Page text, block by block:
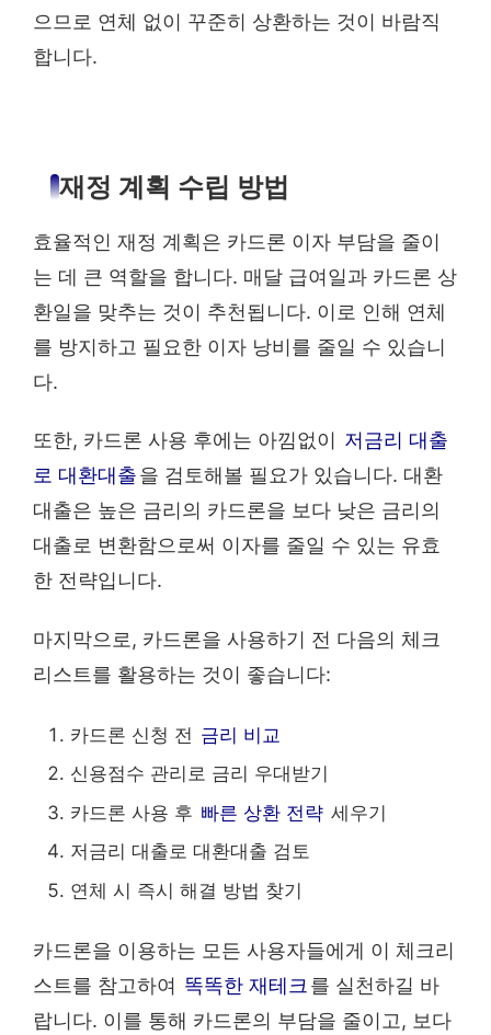
으므로 연체 없이 꾸준히 상환하는 것이 바람직
합니다.
재정 계획 수립 방법
효율적인 재정 계획은 카드론 이자 부담을 줄이
는 데 큰 역할을 합니다. 매달 급여일과 카드론 상
환일을 맞추는 것이 추천됩니다. 이로 인해 연체
를 방지하고 필요한 이자 낭비를 줄일 수 있습니
다.
또한, 카드론 사용 후에는 아낌없이 저금리 대출
로 대환대출을 검토해볼 필요가 있습니다. 대환
대출은 높은 금리의 카드론을 보다 낮은 금리의
대출로 변환함으로써 이자를 줄일 수 있는 유효
한 전략입니다.
마지막으로, 카드론을 사용하기 전 다음의 체크
리스트를 활용하는 것이 좋습니다:
카드론 신청 전 금리 비교
신용점수 관리로 금리 우대받기
카드론 사용 후 빠른 상환 전략 세우기
저금리 대출로 대환대출 검토
연체 시 즉시 해결 방법 찾기
카드론을 이용하는 모든 사용자들에게 이 체크리
스트를 참고하여 똑똑한 재테크 를 실천하길 바
랍니다. 이를 통해 카드론의 부담을 줄이고, 보다